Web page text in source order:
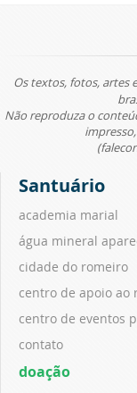
Os textos, fotos, artes
Não reproduza o
Santuário
academia marial
água mineral
cidade do romeiro
centro de apoio ao
centro de eventos
contato
doação